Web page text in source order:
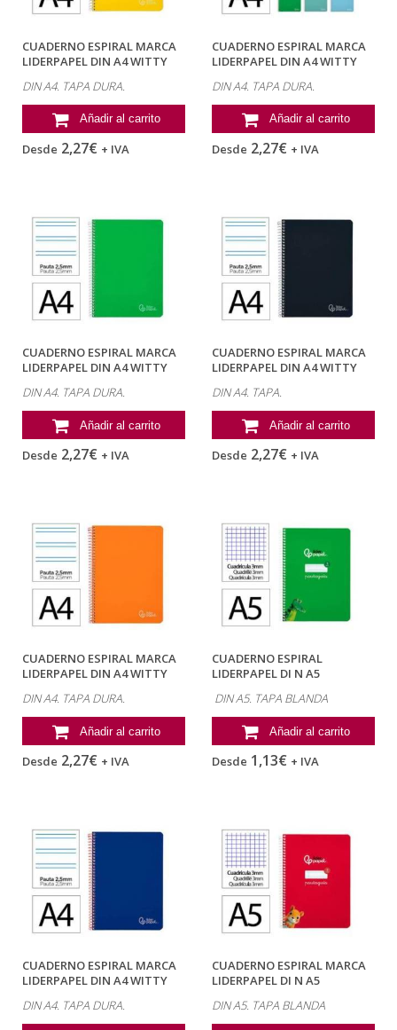
CUADERNO ESPIRAL MARCA
LIDERPAPEL DIN A4 WITTY
DIN A4. TAPA DURA.
Añadir al carrito
Desde 2,27€ + IVA
CUADERNO ESPIRAL MARCA
LIDERPAPEL DIN A4 WITTY
DIN A4. TAPA DURA.
Añadir al carrito
Desde 2,27€ + IVA
CUADERNO ESPIRAL MARCA
LIDERPAPEL DIN A4 WITTY
DIN A4. TAPA DURA.
Añadir al carrito
Desde 2,27€ + IVA
CUADERNO ESPIRAL MARCA
LIDERPAPEL DIN A4 WITTY
DIN A4. TAPA.
Añadir al carrito
Desde 2,27€ + IVA
CUADERNO ESPIRAL MARCA
LIDERPAPEL DIN A4 WITTY
DIN A4. TAPA DURA.
Añadir al carrito
Desde 2,27€ + IVA
CUADERNO ESPIRAL
LIDERPAPEL DI N A5
DIN A5. TAPA BLANDA
Añadir al carrito
Desde 1,13€ + IVA
CUADERNO ESPIRAL MARCA
LIDERPAPEL DIN A4 WITTY
DIN A4. TAPA DURA.
CUADERNO ESPIRAL MARCA
LIDERPAPEL DI N A5
DIN A5. TAPA BLANDA